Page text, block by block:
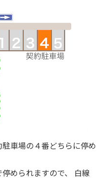
車場の４番どちらに停め
められますので、 白線